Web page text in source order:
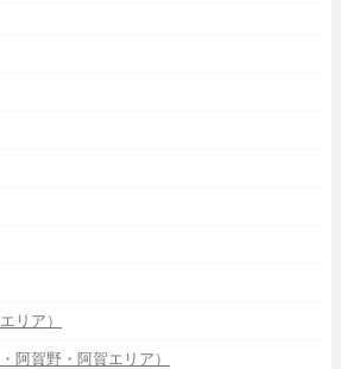
リア）
阿賀野・阿賀エリア）